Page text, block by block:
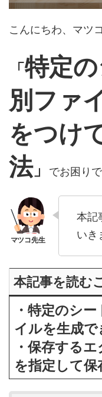
こんにちわ、マツ
「 特定
別ファ
をつけ
法」 でお困り
本記
いき
本記事を読む
・特定のシ
イルを生成で
・保存する
を指定して保